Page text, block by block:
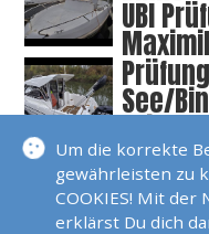
UBI
See/
SKS
2025
Um die korrekte
gewährleisten zu
COOKIES! Mit
erklärst Du dich